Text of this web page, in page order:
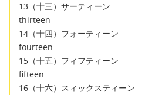
13（十三）サーティーン
thirteen
14（十四）フォーティーン
fourteen
15（十五）フィフティーン
fifteen
16（十六）スィックスティーン